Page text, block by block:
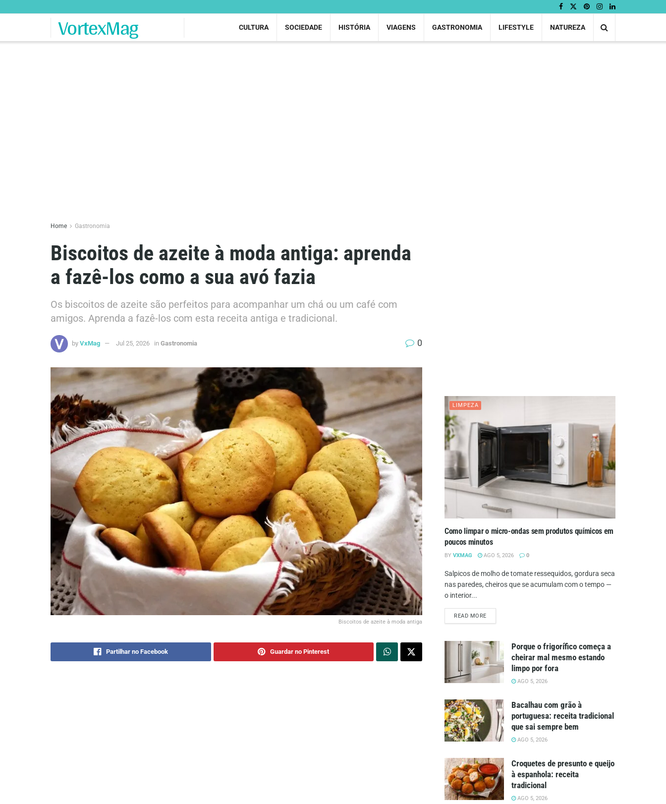
VortexMag CULTURA SOCIEDADE HISTÓRIA VIAGENS GASTRONOMIA LIFESTYLE NATUREZA
Home Gastronomia
Biscoitos de azeite à moda antiga: aprenda
a fazê-los como a sua avó fazia
Os biscoitos de azeite são perfeitos para acompanhar um chá ou um café com
amigos. Aprenda a fazê-los com esta receita antiga e tradicional.
by VxMag Jul 25, 2026 in Gastronomia 0
Biscoitos de azeite à moda antiga
Partilhar no Facebook Guardar no Pinterest
LIMPEZA
Como limpar o micro-ondas sem produtos químicos em
poucos minutos
BY VXMAG AGO 5, 2026 0
Salpicos de molho de tomate ressequidos, gordura seca
nas paredes, cheiros que se acumulam com o tempo —
o interior...
READ MOREDETAILS
Porque o frigorífico começa a
cheirar mal mesmo estando
limpo por fora
AGO 5, 2026
Bacalhau com grão à
portuguesa: receita tradicional
que sai sempre bem
AGO 5, 2026
Croquetes de presunto e queijo
à espanhola: receita
tradicional
AGO 5, 2026